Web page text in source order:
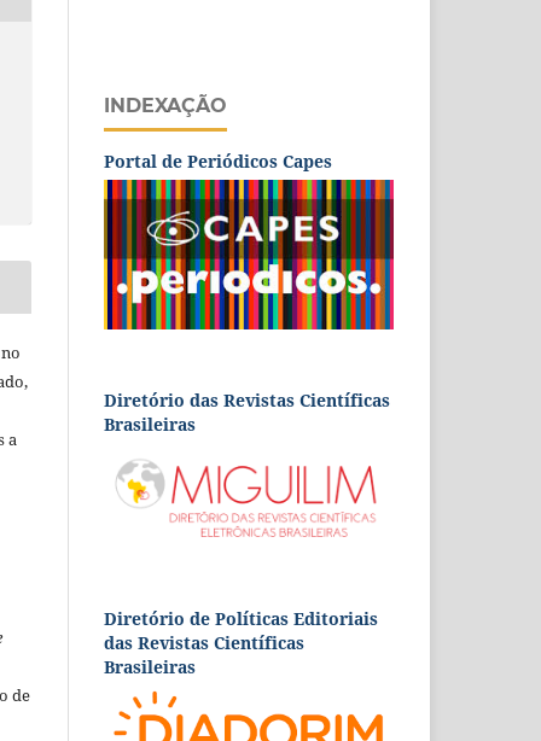
a
de
INDEXAÇÃO
Portal de Periódicos Capes
Diretório das Revistas Científicas
Brasileiras
Diretório de Políticas Editoriais
das Revistas Científicas
Brasileiras